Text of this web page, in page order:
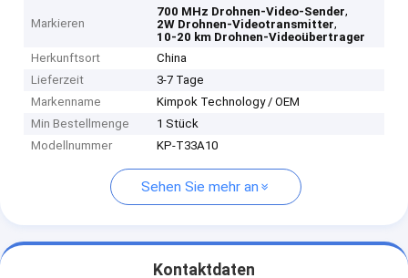
Markieren
700 MHz Drohnen-Video-Sender,
2W Drohnen-Videotransmitter,
10-20 km Drohnen-Videoübertrager
Herkunftsort
China
Lieferzeit
3-7 Tage
Markenname
Kimpok Technology / OEM
Min Bestellmenge
1 Stück
Modellnummer
KP-T33A10
Sehen Sie mehr an
Kontaktdaten